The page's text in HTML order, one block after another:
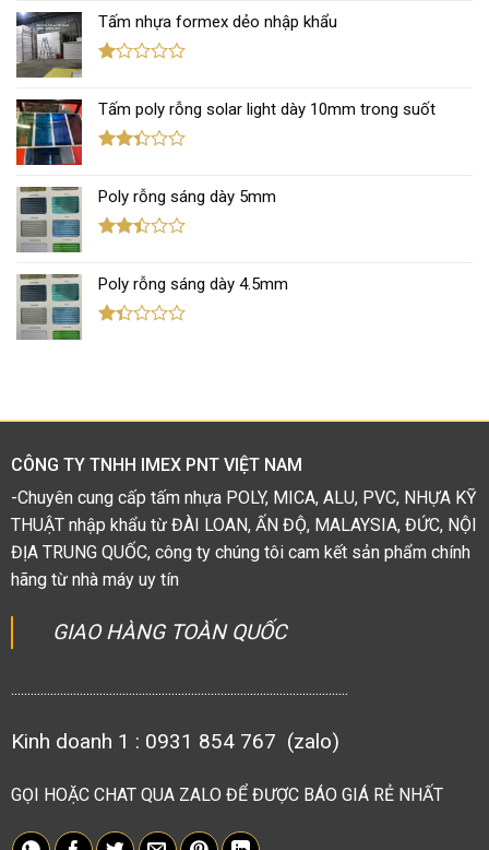
hạng
1.12
5
Tấm nhựa formex dẻo nhập khẩu
hạng
1.11
5
Tấm poly rỗng solar light dày 10mm trong suốt
hạng
2.32
5 sao
Poly rỗng sáng dày 5mm
hạng
2.42
5 sao
Poly rỗng sáng dày 4.5mm
sao
CÔNG TY TNHH IMEX PNT VIỆT NAM
-Chuyên cung cấp tấm nhựa POLY, MICA, ALU, PVC, NHỰA KỸ
THUẬT nhập khẩu từ ĐÀI LOAN, ẤN ĐỘ, MALAYSIA, ĐỨC, NỘI
ĐỊA TRUNG QUỐC, công ty chúng tôi cam kết sản phẩm chính
hãng từ nhà máy uy tín
GIAO HÀNG TOÀN QUỐC
.......................................................................................................
Kinh doanh 1 : 0931 854 767 (zalo)
GỌI HOẶC CHAT QUA ZALO ĐỂ ĐƯỢC BÁO GIÁ RẺ NHẤT